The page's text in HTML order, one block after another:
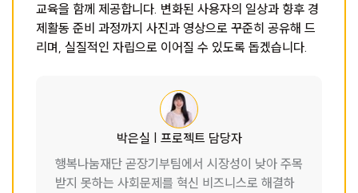
교육을 함께 제공합니다. 변화된 사용자의 일상과 향후 경
제활동 준비 과정까지 사진과 영상으로 꾸준히 공유해 드
리며, 실질적인 자립으로 이어질 수 있도록 돕겠습니다.
박은실 | 프로젝트 담당자
행복나눔재단 곧장기부팀에서 시장성이 낮아 주목
받지 못하는 사회문제를 혁신 비즈니스로 해결하